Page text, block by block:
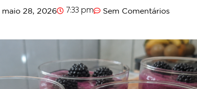
maio 28, 2026 7:33 pm Sem Comentários